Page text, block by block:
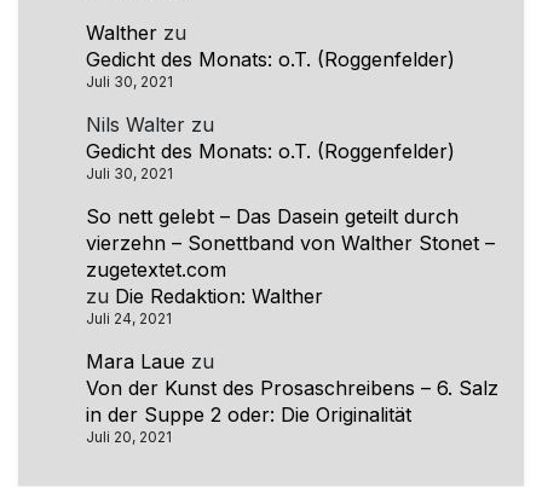
Walther zu
Gedicht des Monats: o.T. (Roggenfelder)
Juli 30, 2021
Nils Walter zu
Gedicht des Monats: o.T. (Roggenfelder)
Juli 30, 2021
So nett gelebt – Das Dasein geteilt durch
vierzehn – Sonettband von Walther Stonet –
zugetextet.com
zu Die Redaktion: Walther
Juli 24, 2021
Mara Laue zu
Von der Kunst des Prosaschreibens – 6. Salz
in der Suppe 2 oder: Die Originalität
Juli 20, 2021